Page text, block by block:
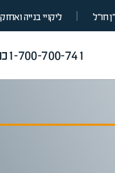
חו״ל ליקויי בנייה
1-700-700-741